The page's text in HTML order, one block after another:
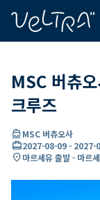
MSC 버츄
크루즈
directions_boatMSC 버츄오사
card_travel2027-08-09- 2027-
location_on마르세유 출발 - 마르